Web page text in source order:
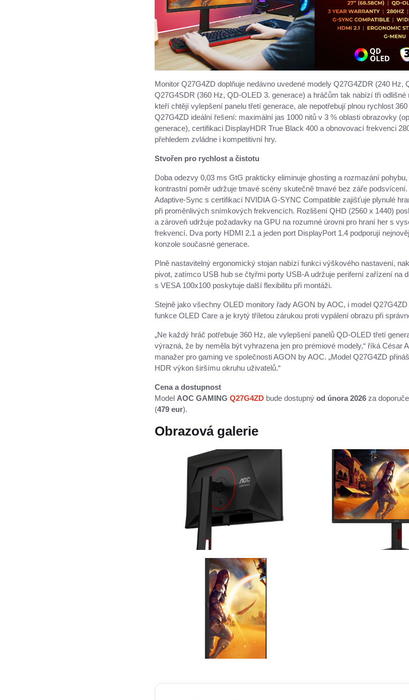
Monitor Q27G4ZD doplňuje nedávno uvedené modely Q27G4ZDR (240 Hz,
Q27G4SDR (360 Hz, QD-OLED 3. generace) a hráčům tak nabízí tři odlišné
kteří chtějí vylepšení panelu třetí generace, ale nepotřebují plnou rychlost
Q27G4ZD ideální řešení: maximální jas 1000 nitů v 3 % oblasti obrazovky
generace), certifikaci DisplayHDR True Black 400 a obnovovací frekvenci
přehledem zvládne i kompetitivní hry.
Stvořen pro rychlost a čistotu
Doba odezvy 0,03 ms GtG prakticky eliminuje ghosting a rozmazání
kontrastní poměr udržuje tmavé scény skutečně tmavé bez záře podsvícení.
Adaptive-Sync s certifikací NVIDIA G-SYNC Compatible zajišťuje plynulé
při proměnlivých snímkových frekvencích. Rozlišení QHD (2560 x 1440)
a zároveň udržuje požadavky na GPU na rozumné úrovni pro hraní her s
frekvencí. Dva porty HDMI 2.1 a jeden port DisplayPort 1.4 podporují
konzole současné generace.
Plně nastavitelný ergonomický stojan nabízí funkci výškového nastavení,
pivot, zatímco USB hub se čtyřmi porty USB-A udržuje periferní zařízení na
s VESA 100x100 poskytuje další flexibilitu při montáži.
Stejně jako všechny OLED monitory řady AGON by AOC, i model
funkce OLED Care a je krytý tříletou zárukou proti vypálení obrazu při
„Ne každý hráč potřebuje 360 Hz, ale vylepšení panelů QD-OLED třetí
výrazná, že by neměla být vyhrazena jen pro prémiové modely,“ říká César
manažer pro gaming ve společnosti AGON by AOC. „Model Q27G4ZD
HDR výkon širšímu okruhu uživatelů.“
Cena a dostupnost
Model AOC GAMING Q27G4ZD bude dostupný od února 2026 za
(479 eur).
Obrazová galerie